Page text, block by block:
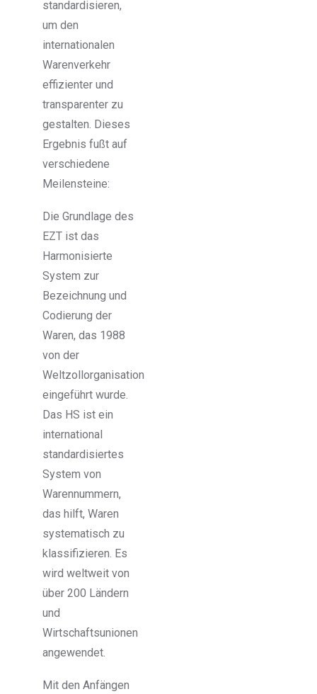
standardisieren,
um den
internationalen
Warenverkehr
effizienter und
transparenter zu
gestalten. Dieses
Ergebnis fußt auf
verschiedene
Meilensteine:
Die Grundlage des
EZT ist das
Harmonisierte
System zur
Bezeichnung und
Codierung der
Waren, das 1988
von der
Weltzollorganisation
eingeführt wurde.
Das HS ist ein
international
standardisiertes
System von
Warennummern,
das hilft, Waren
systematisch zu
klassifizieren. Es
wird weltweit von
über 200 Ländern
und
Wirtschaftsunionen
angewendet.
Mit den Anfängen